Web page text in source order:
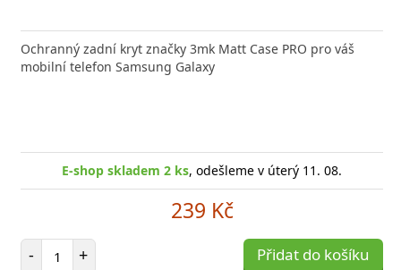
Ochranný zadní kryt značky 3mk Matt Case PRO pro váš
mobilní telefon Samsung Galaxy
E-shop skladem 2 ks, odešleme v úterý 11. 08.
239 Kč
- Počet položek
+ Přidat do košíku